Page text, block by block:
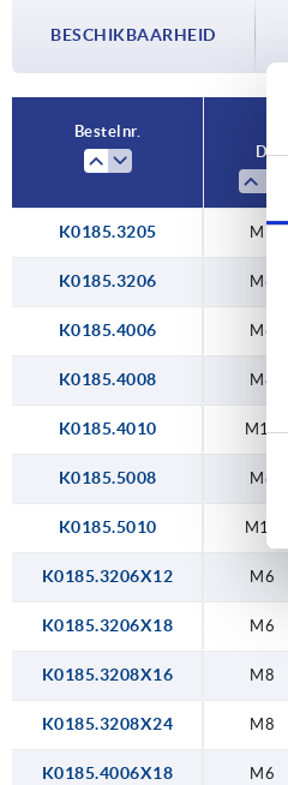
M10
BESCHIKBAARHEID
Bestelnr.
D
K0185.3205 M5
K0185.3206 M6
K0185.4006 M6
K0185.4008 M8
K0185.4010 M10
K0185.5008 M8
K0185.5010 M10
K0185.3206X12 M6
K0185.3206X18 M6
K0185.3208X16 M8
K0185.3208X24 M8
K0185.4006X18 M6